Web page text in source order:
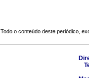
Todo o conteúdo deste periódico,